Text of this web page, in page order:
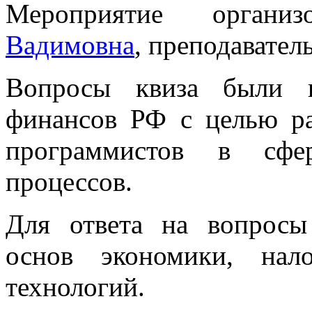
Мероприятие
Вадимовна,
Вопросы квиза были
финансов РФ с целью
программистов в
процессов.
Для ответа на вопросы
основ экономики,
технологий.